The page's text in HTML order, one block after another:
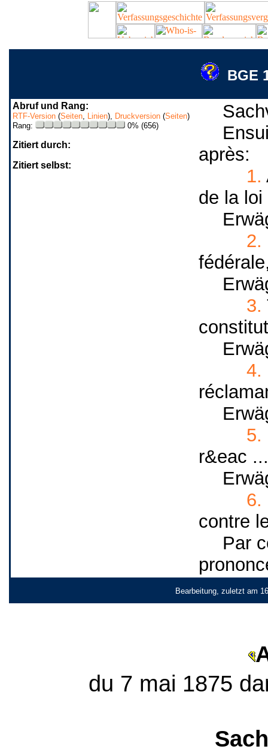
BGE
Abruf und Rang:
RTF-Version (Seiten, Linien), Druckversion (Seiten)
Rang:
0% (656)
Zitiert durch:
Zitiert selbst:
après:
1.
de la
2.
3.
4.
5.
r&eac ...
6.
contre
Par
Bearbeitung, zuletzt am
du 7 mai 1875